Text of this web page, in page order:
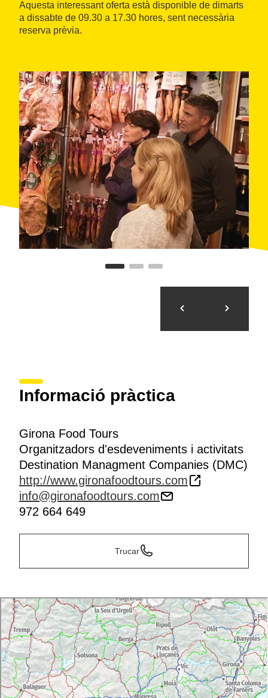
Aquesta interessant oferta està disponible de dimarts
a dissabte de 09.30 a 17.30 hores, sent necessària
reserva prèvia.
Informació pràctica
Girona Food Tours
Organitzadors d'esdeveniments i activitats
Destination Managment Companies (DMC)
http://www.gironafoodtours.com
info@gironafoodtours.com
972 664 649
Trucar